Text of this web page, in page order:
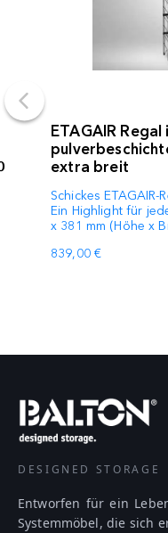
ETAGAIR Regal
extra breit
Schickes ETAGAIR-
Ein Highlight für
x 381 mm (Höhe x
839,00 €
DESIGNED STORAGE
Entworfen für ein
Systemmöbel, die sich